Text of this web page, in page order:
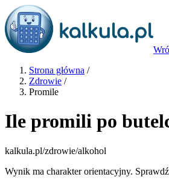
Strona główna /
Zdrowie /
Promile
Ile promili po
kalkula.pl/zdrowie/alkohol
Wynik ma charakter orientacyjny.